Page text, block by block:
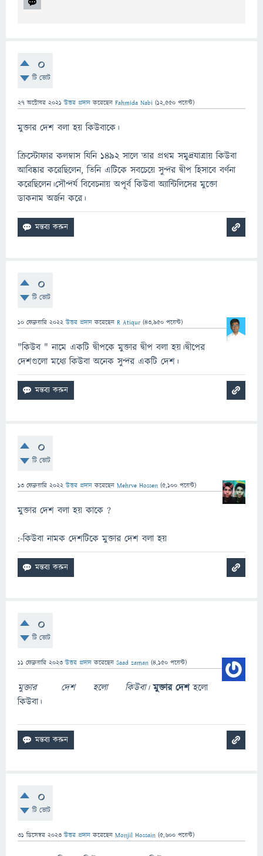
0
টি ভোট
27 অক্টোবর 2021 উত্তর প্রদান করেছেন Fahmida Nabi (12,550 পয়েন্ট)
মুক্তার দেশ বলা হয় কিউবাকে।
ক্রিস্টোফার কলম্বাস যিনি 1492 সালে তার প্রথম সমুদ্রযাত্রায় কিউবা
আবিষ্কার করেছিলেন, তিনি এটিকে সবচেয়ে সুন্দর দ্বীপ হিসাবে বর্ণনা
করেছিলেন।সৌন্দর্য বিবেচনায় অপূর্ব কিউবা অ্যান্টিলিসের মুক্তো
ডাকনাম অর্জন করে।
0
টি ভোট
10 ফেব্রুয়ারি 2022 উত্তর প্রদান করেছেন R Atiqur (43,950 পয়েন্ট)
"কিউব " নামে একটি দ্বীপকে মুক্তার দ্বীপ বলা হয়।দ্বীপের
দেশগুলো মধ্যে কিউবা অনেক সুন্দর একটি দেশ।
0
টি ভোট
13 ফেব্রুয়ারি 2022 উত্তর প্রদান করেছেন Mehrve Hossen (5,100 পয়েন্ট)
মুক্তার দেশ বলা হয় কাকে ?
:-কিউবা নামক দেশটিকে মুক্তার দেশ বলা হয়
0
টি ভোট
11 ফেব্রুয়ারি 2023 উত্তর প্রদান করেছেন Saad zaman (4,150 পয়েন্ট)
মুক্তার দেশ হলো কিউবা।মুক্তার দেশহলো
কিউবা।
0
টি ভোট
31 ডিসেম্বর 2023 উত্তর প্রদান করেছেন Monjil Hossain (5,600 পয়েন্ট)